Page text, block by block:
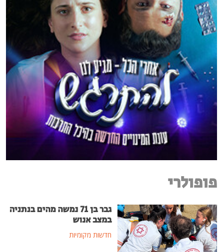
פופולרי
גבר בן 71 נמשה מהים בנתניה
במצב אנוש
חדשות מקומיות